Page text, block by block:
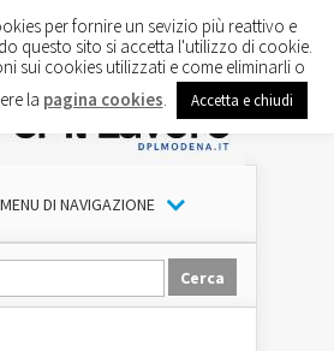
MENU DI NAVIGAZIONE
per fornire un sevizio più reattivo e
questo sito si accetta l'utilizzo di cookie.
sui cookies utilizzati e come eliminarli o
la pagina cookies Accetta e chiudi